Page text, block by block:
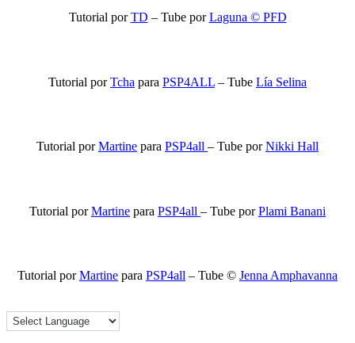
Tutorial porTD – Tube porLaguna © PFD
Tutorial porTcha para PSP4ALL – Tube Lía Selina
Tutorial porMartine para PSP4all – Tube porNikki Hall
Tutorial porMartine para PSP4all – Tube porPlami Banani
Tutorial porMartine para PSP4all – Tube © Jenna Amphavanna